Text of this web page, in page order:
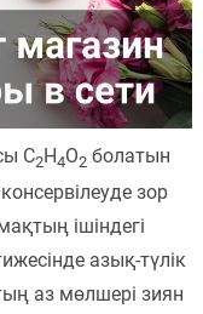
C2H4O2болатын
зор
ішіндегі
азық-түлік
аз мөлшері зиян